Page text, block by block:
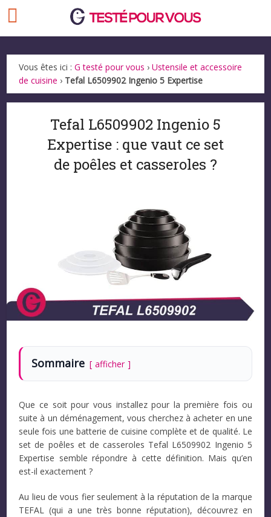
Vous êtes ici :G testé pour vous ›Ustensile et accessoire
de cuisine › Tefal L6509902 Ingenio 5 Expertise
Tefal L6509902 Ingenio 5
Expertise : que vaut ce set
de poêles et casseroles ?
Sommaire afficher
Que ce soit pour vous installez pour la première fois ou
suite à un déménagement, vous cherchez à acheter en une
seule fois une batterie de cuisine complète et de qualité. Le
set de poêles et de casseroles Tefal L6509902 Ingenio 5
Expertise semble répondre à cette définition. Mais qu’en
est-il exactement ?
Au lieu de vous fier seulement à la réputation de la marque
TEFAL (qui a une très bonne réputation), découvrez en